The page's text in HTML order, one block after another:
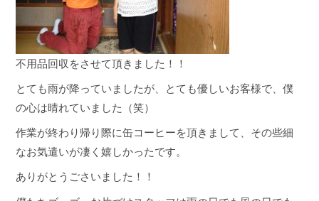
不用品回収をさせて頂きました！！
とても雨が降っていましたが、とても優しいお客様で、僕
の心は晴れていました（笑）
作業が終わり帰り際に缶コーヒーを頂きまして、その些細
なお気遣いが凄く嬉しかったです。
ありがとうごさいました！！